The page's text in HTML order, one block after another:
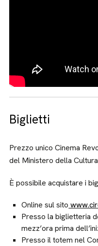
Biglietti
Prezzo unico Cinema
del Ministero della Cultura
È possibile acquistare i
Online sul sito
Presso la biglietteria
mezz’ora prima
Presso il totem nel